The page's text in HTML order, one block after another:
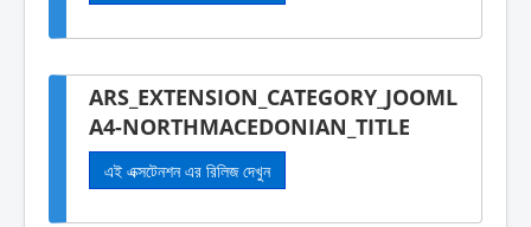
ARS_EXTENSION_CATEGORY_JOOML
A4-NORTHMACEDONIAN_TITLE
এই এক্সটেনশন এর রিলিজ দেখুন